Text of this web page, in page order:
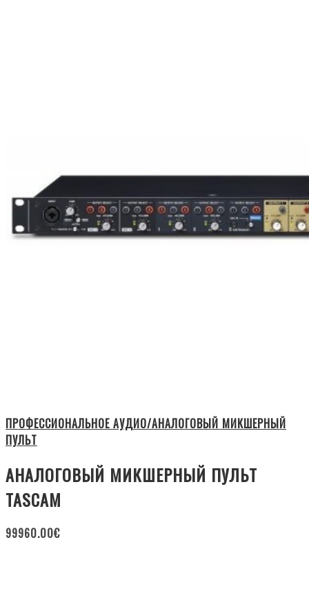
ПРОФЕССИОНАЛЬНОЕ АУДИО/АНАЛОГОВЫЙ МИКШЕРНЫЙ
ПУЛЬТ
АНАЛОГОВЫЙ МИКШЕРНЫЙ ПУЛЬТ
TASCAM
99960.00€